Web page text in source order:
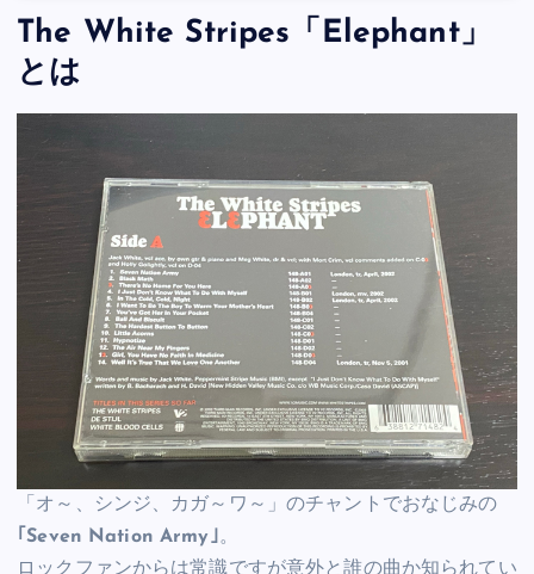
The White Stripes「Elephant」
とは
「オ～、シンジ、カガ～ワ～」のチャントでおなじみの
｢Seven Nation Army｣ 。
ロックファンからは常識ですが意外と誰の曲か知られてい